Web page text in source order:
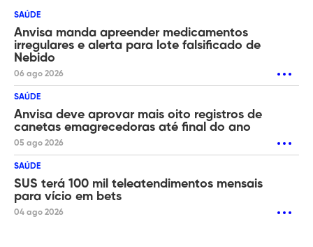
SAÚDE
Anvisa manda apreender medicamentos
irregulares e alerta para lote falsificado de
Nebido
06 ago 2026
SAÚDE
Anvisa deve aprovar mais oito registros de
canetas emagrecedoras até final do ano
05 ago 2026
SAÚDE
SUS terá 100 mil teleatendimentos mensais
para vício em bets
04 ago 2026